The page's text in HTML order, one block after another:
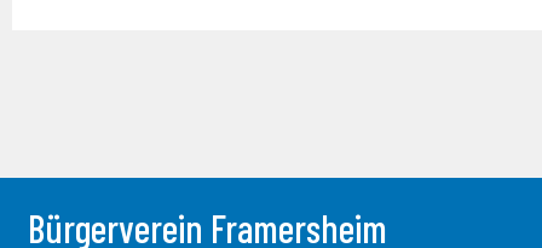
Bürgerverein Framersheim